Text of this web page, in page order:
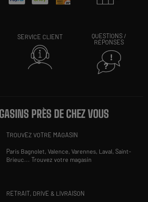
SERVICE CLIENT
QUESTIONS /
RÉPONSES
PRÈS DE CHEZ VOUS
TROUVEZ VOTRE MAGASIN
Paris Bagnolet,Valence,Varennes, Laval,Saint-
Brieuc...Trouvez votre magasin
RETRAIT, DRIVE & LIVRAISON